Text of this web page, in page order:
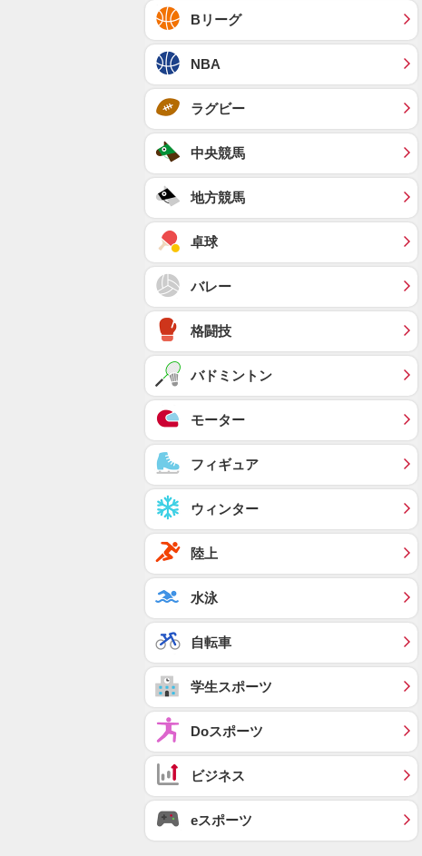
Bリーグ
NBA
ラグビー
中央競馬
地方競馬
卓球
バレー
格闘技
バドミントン
モーター
フィギュア
ウィンター
陸上
水泳
自転車
学生スポーツ
Doスポーツ
ビジネス
eスポーツ